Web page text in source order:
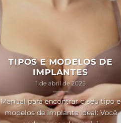
TIPOS E MODELOS DE
IMPLANTES
1 de abril de 2025
Manual para encontrar o seu tipo e
modelos de implante ideal: Você